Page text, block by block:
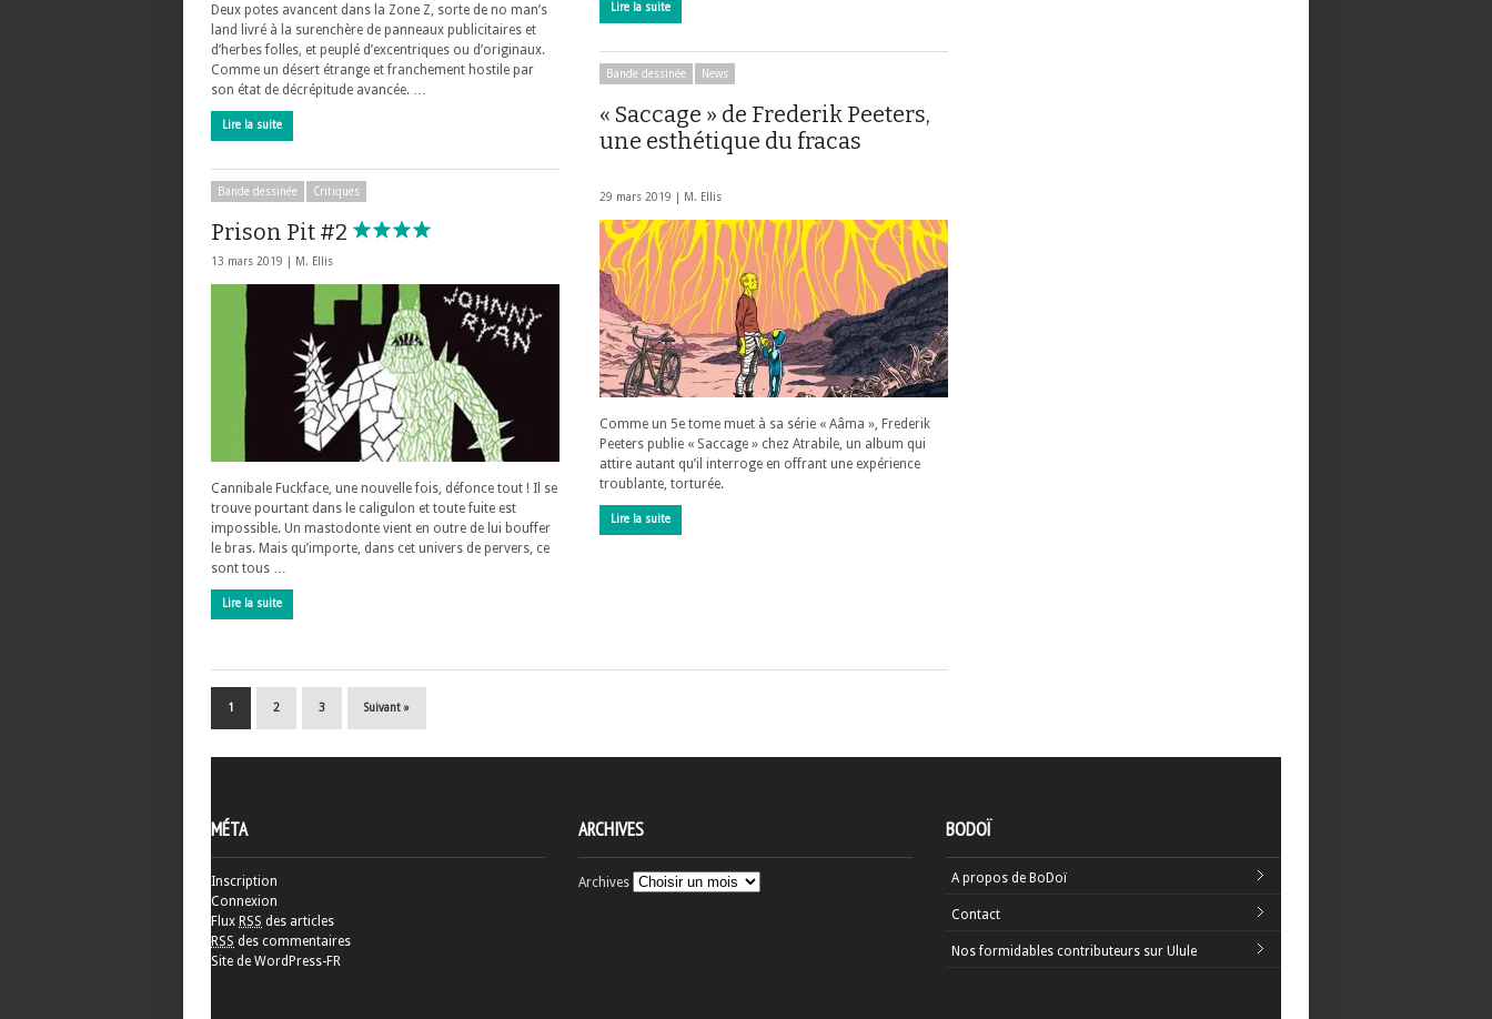
Lire la suite
Deux potes avancent dans la Zone Z, sorte de no man’s
land livré à la surenchère de panneaux publicitaires et
d’herbes folles, et peuplé d’excentriques ou d’originaux.
Comme un désert étrange et franchement hostile par
son état de décrépitude avancée. …
Lire la suite
Bande dessinée News
« Saccage » de Frederik Peeters,
une esthétique du fracas
29 mars 2019 | M. Ellis
Comme un 5e tome muet à sa série « Aâma », Frederik
Peeters publie « Saccage » chez Atrabile, un album qui
attire autant qu’il interroge en offrant une expérience
troublante, torturée.
Lire la suite
Bande dessinée Critiques
Prison Pit #2
13 mars 2019 | M. Ellis
Cannibale Fuckface, une nouvelle fois, défonce tout ! Il se
trouve pourtant dans le caligulon et toute fuite est
impossible. Un mastodonte vient en outre de lui bouffer
le bras. Mais qu’importe, dans cet univers de pervers, ce
sont tous …
Lire la suite
1 2 3 Suivant »
MÉTA
Inscription
Connexion
Flux RSS des articles
RSS des commentaires
Site de WordPress-FR
ARCHIVES
Archives
BODOÏ
A propos de BoDoï
Contact
Nos formidables contributeurs sur Ulule